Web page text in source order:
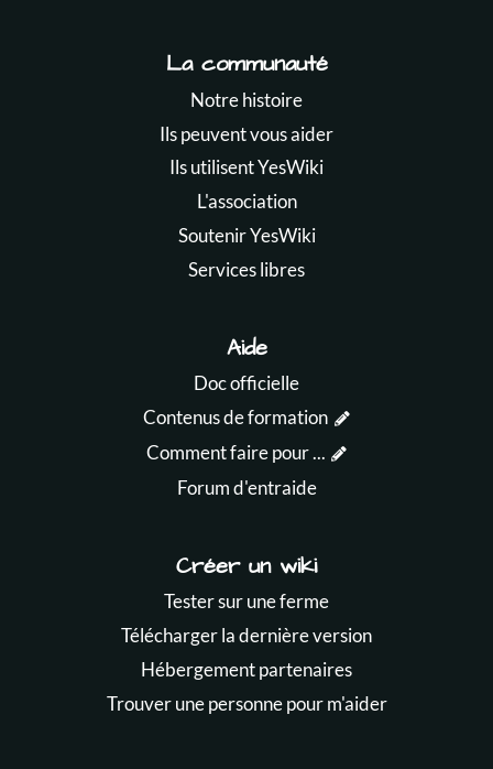
La communauté
Notre histoire
Ils peuvent vous aider
Ils utilisent YesWiki
L'association
Soutenir YesWiki
Services libres
Aide
Doc officielle
Contenus de formation
Comment faire pour ...
Forum d'entraide
Créer un wiki
Tester sur une ferme
Télécharger la dernière version
Hébergement partenaires
Trouver une personne pour m'aider